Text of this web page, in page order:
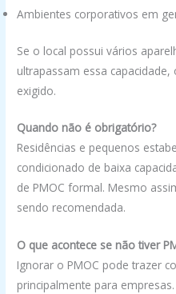
Ambientes corporativos em
Se o local possui vários
ultrapassam essa
exigido.
Quando não é obrigatório?
Residências e pequenos
condicionado de baixa
de PMOC formal. Mesmo
sendo recomendada.
O que acontece se não tiver
Ignorar o PMOC pode trazer
principalmente para empresas.